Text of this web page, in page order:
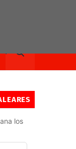
los